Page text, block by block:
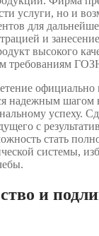
услуги, но и
для
и
высокого
требованиям
официально
надежным
успеху.
с
стать
системы,
и